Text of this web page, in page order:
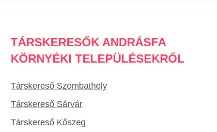
TÁRSKERESŐK ANDRÁSFA
KÖRNYÉKI TELEPÜLÉSEKRŐL
Társkereső Szombathely
Társkereső Sárvár
Társkereső Kőszeg